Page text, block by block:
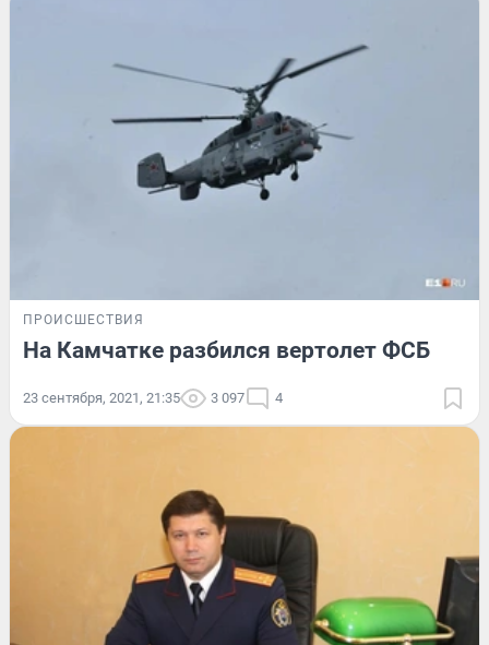
ПРОИСШЕСТВИЯ
На Камчатке разбился вертолет ФСБ
23 сентября, 2021, 21:35 3 097 4